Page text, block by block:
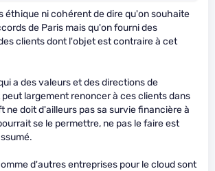
éthique ni cohérent de dire qu'on souhaite
de Paris mais qu'on fourni des
clients dont l'objet est contraire à cet
a des valeurs et des directions de
largement renoncer à ces clients dans
ne doit d'ailleurs pas sa survie financière à
se le permettre, ne pas le faire est
d'autres entreprises pour le cloud sont